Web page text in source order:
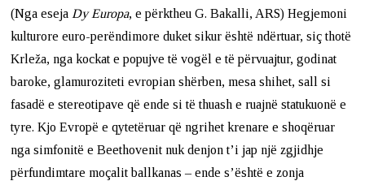
(Nga eseja Dy Europa, e përktheu G. Bakalli, ARS) Hegjemoni
kulturore euro-perëndimore duket sikur është ndërtuar, siç thotë
Krleža, nga kockat e popujve të vogël e të përvuajtur, godinat
baroke, glamuroziteti evropian shërben, mesa shihet, sall si
fasadë e stereotipave që ende si të thuash e ruajnë statukuonë e
tyre. Kjo Evropë e qytetëruar që ngrihet krenare e shoqëruar
nga simfonitë e Beethovenit nuk denjon t’i jap një zgjidhje
përfundimtare moçalit ballkanas – ende s’është e zonja